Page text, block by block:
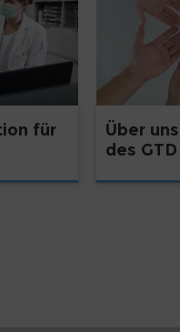
für
Über
des